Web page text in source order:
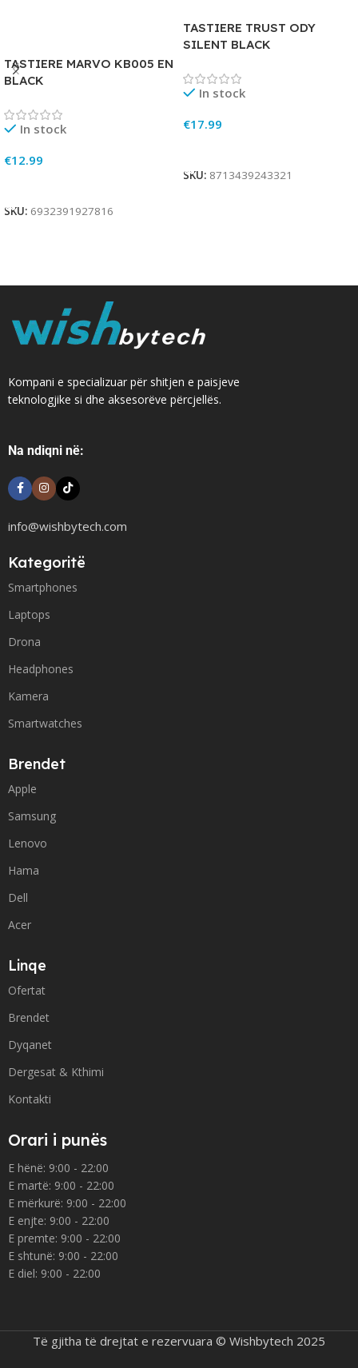
TASTIERE MARVO KB005 EN
BLACK
In stock
€12.99
SKU: 6932391927816
TASTIERE TRUST ODY
SILENT BLACK
In stock
€17.99
SKU: 8713439243321
Kompani e specializuar për shitjen e paisjeve
teknologjike si dhe aksesorëve përcjellës.
Na ndiqni në:
info@wishbytech.com
Kategoritë
Smartphones
Laptops
Drona
Headphones
Kamera
Smartwatches
Brendet
Apple
Samsung
Lenovo
Hama
Dell
Acer
Linqe
Ofertat
Brendet
Dyqanet
Dergesat & Kthimi
Kontakti
Orari i punës
E hënë: 9:00 - 22:00
E martë: 9:00 - 22:00
E mërkurë: 9:00 - 22:00
E enjte: 9:00 - 22:00
E premte: 9:00 - 22:00
E shtunë: 9:00 - 22:00
E diel: 9:00 - 22:00
Të gjitha të drejtat e rezervuara © Wishbytech 2025